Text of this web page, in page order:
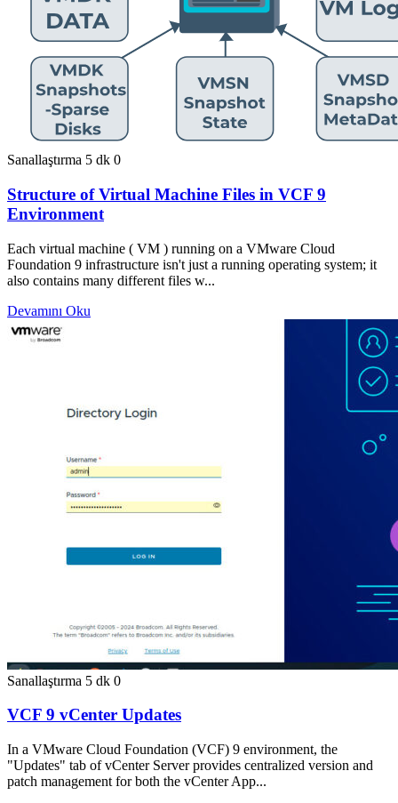
Sanallaştırma 5 dk 0
Structure of Virtual Machine Files in VCF 9
Environment
Each virtual machine ( VM ) running on a VMware Cloud
Foundation 9 infrastructure isn't just a running operating system; it
also contains many different files w...
Devamını Oku
Sanallaştırma 5 dk 0
VCF 9 vCenter Updates
In a VMware Cloud Foundation (VCF) 9 environment, the
"Updates" tab of vCenter Server provides centralized version and
patch management for both the vCenter App...